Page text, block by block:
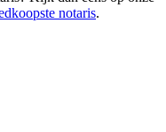
notaris.